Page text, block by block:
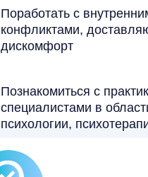
Поработать с
конфликтами,
дискомфорт
Познакомиться с
специалистами в
психологии,